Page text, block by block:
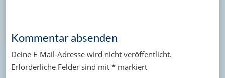
Kommentar absenden
Deine E-Mail-Adresse wird nicht veröffentlicht.
Erforderliche Felder sind mit *markiert